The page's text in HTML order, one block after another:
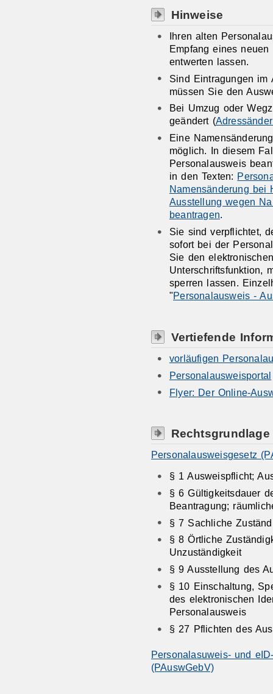
Hinweise
Ihren alten
Empfang eines
entwerten lassen.
Sind Eintragungen im
müssen Sie den
Bei Umzug oder
geändert (
Eine
möglich. In diesem
Personalausweis
in den Texten:
Namensänderung bei
Ausstellung wegen
beantragen.
Sie sind verpflichtet,
sofort bei der
Sie den
Unterschriftsfunktion,
sperren lassen.
"Personalausweis -
Vertiefende
vorläufigen
Personalausweisportal
Flyer: Der Online-
Rechtsgrundlage
Personalausweisgesetz
§ 1 Ausweispflicht;
§ 6 Gültigkeitsdauer
Beantragung;
§ 7 Sachliche
§ 8 Örtliche
Unzuständigkeit
§ 9 Ausstellung des
§ 10 Einschaltung,
des elektronischen
Personalausweis
§ 27 Pflichten des
Personalasuweis- und
(PAuswGebV)